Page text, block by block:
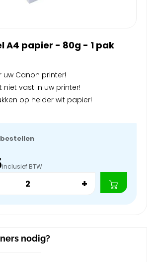
A4 papier - 80g - 1 pak
uw Canon printer!
vast in uw printer!
op helder wit papier!
inclusief BTW
+
nodig?